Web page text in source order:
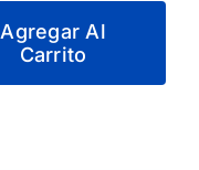
Agregar Al
Carrito